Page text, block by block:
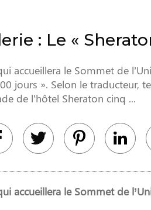
: Le «
accueillera le Sommet de
jours ». Selon le traducteur,
de l’hôtel Sheraton cinq ...
accueillera le Sommet de